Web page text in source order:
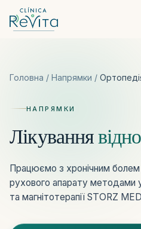
Перейти до контенту
Головна / Напрямки /
НАПРЯМКИ
Лікування
Працюємо з хронічним
рухового апарату методами
та магнітотерапії STORZ